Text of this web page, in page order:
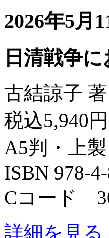
2026年5月
日清戦争
古結諒子 著
税込5,940
A5判・上
ISBN 978-
Cコード
詳細を見る